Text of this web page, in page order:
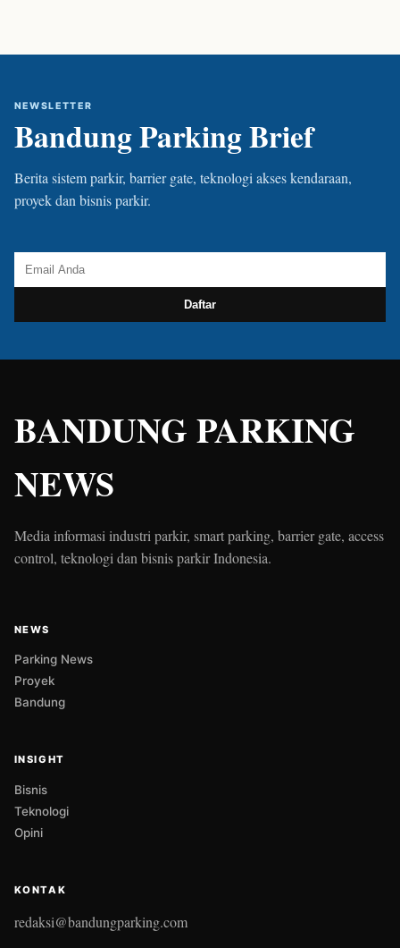
NEWSLETTER
Bandung Parking Brief
Berita sistem parkir, barrier gate, teknologi akses kendaraan,
proyek dan bisnis parkir.
Daftar
BANDUNG PARKING
NEWS
Media informasi industri parkir, smart parking, barrier gate, access
control, teknologi dan bisnis parkir Indonesia.
NEWS
Parking News
Proyek
Bandung
INSIGHT
Bisnis
Teknologi
Opini
KONTAK
redaksi@bandungparking.com